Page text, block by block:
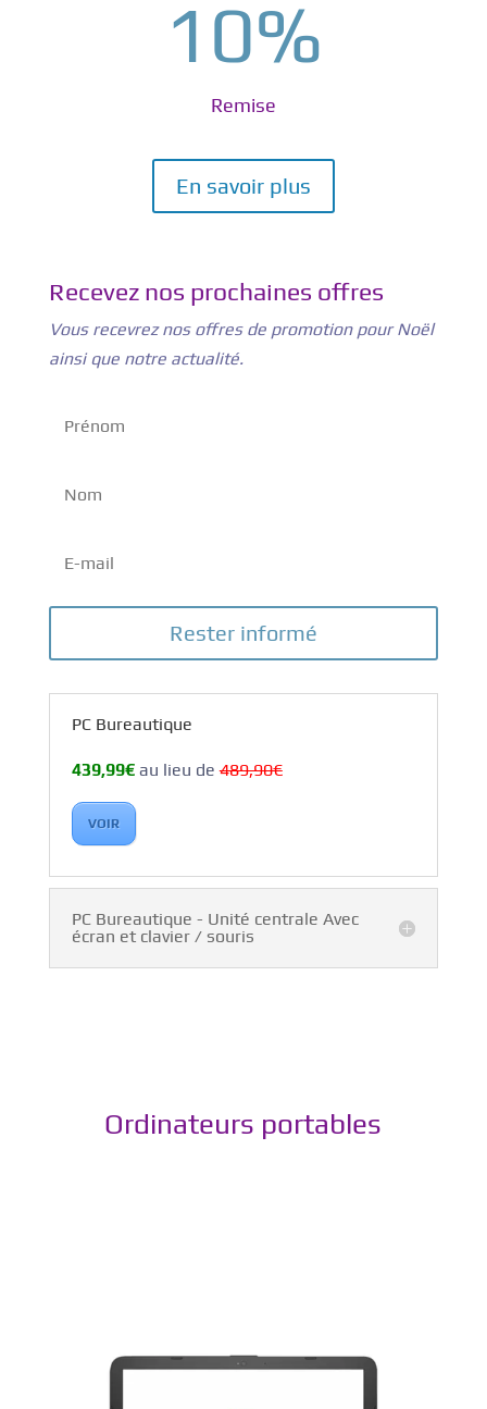
10%
Remise
En savoir plus
Recevez nos prochaines offres
Vous recevrez nos offres de promotion pour Noël
ainsi que notre actualité.
Rester informé
PC Bureautique
439,99€au lieu de489,90€
VOIR
PC Bureautique - Unité centrale Avec
écran et clavier / souris
Ordinateurs portables